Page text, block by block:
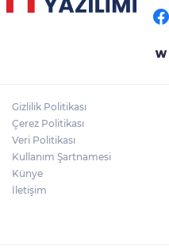
Gizlilik Politikası
Çerez Politikası
Veri Politikası
Kullanım Şartnamesi
Künye
İletişim